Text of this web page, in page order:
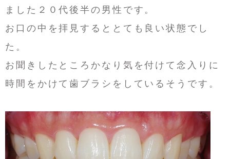
ました２０代後半の男性です。
お口の中を拝見するととても良い状態でし
た。
お聞きしたところかなり気を付けて念入りに
時間をかけて歯ブラシをしているそうです。